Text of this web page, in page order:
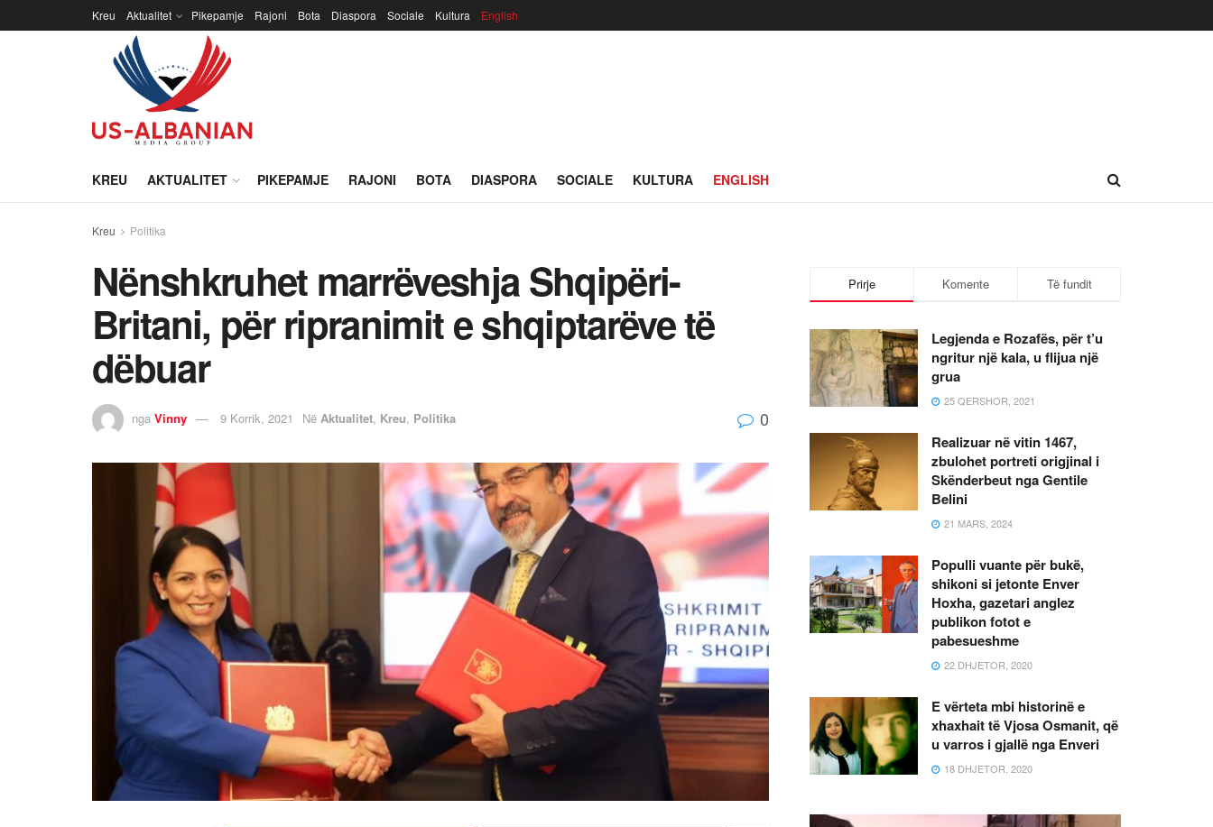
Kreu Aktualitet Pikepamje Rajoni Bota Diaspora Sociale Kultura English
KREU AKTUALITET PIKEPAMJE RAJONI BOTA DIASPORA SOCIALE KULTURA ENGLISH
Kreu Politika
Nënshkruhet marrëveshja Shqipëri-
Britani, për ripranimit e shqiptarëve të
dëbuar
nga Vinny 9 Korrik, 2021 Në Aktualitet, Kreu, Politika 0
Prirje Komente Të fundit
Legjenda e Rozafës, për t’u
ngritur një kala, u flijua një
grua
25 QERSHOR, 2021
Realizuar në vitin 1467,
zbulohet portreti origjinal i
Skënderbeut nga Gentile
Belini
21 MARS, 2024
Populli vuante për bukë,
shikoni si jetonte Enver
Hoxha, gazetari anglez
publikon fotot e
pabesueshme
22 DHJETOR, 2020
E vërteta mbi historinë e
xhaxhait të Vjosa Osmanit, që
u varros i gjallë nga Enveri
18 DHJETOR, 2020